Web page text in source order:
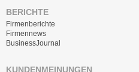
BERICHTE
Firmenberichte
Firmennews
BusinessJournal
KUNDENMEINUNGEN